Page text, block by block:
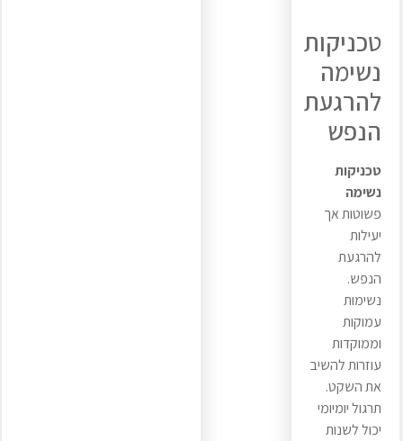
טכניקות
נשימה
להרגעת
הנפש
טכניקות
נשימה
פשוטות אך
יעילות
להרגעת
הנפש.
נשימות
עמוקות
וממוקדות
עוזרות להשיב
את השקט.
תרגול יומיומי
יכול לשנות